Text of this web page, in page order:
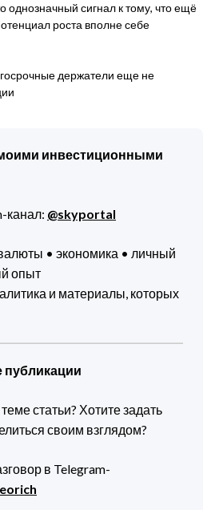
однозначный сигнал к тому, что ещё
роста вполне себе
держатели еще не
инвестиционными
канал: @skyportal
• экономика • личный
опыт
и материалы, которых
статьи? Хотите задать
своим взглядом?
в Telegram-